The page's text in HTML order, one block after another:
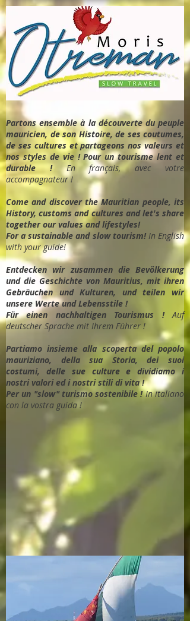
Partons ensemble à la découverte du peuple
mauricien, de son Histoire, de ses coutumes,
de ses cultures et partageons nos valeurs et
nos styles de vie ! Pour un tourisme lent et
durable !En français, avec votre
accompagnateur !
Come and discover the Mauritian people, its
History, customs and cultures and let's share
together our values and lifestyles!
For a sustainable and slow tourism! In English
with your guide!
Entdecken wir zusammen die Bevölkerung
und die Geschichte von Mauritius, mit ihren
Gebräuchen und Kulturen, und teilen wir
unsere Werte und Lebensstile !
Für einen nachhaltigen Tourismus !Auf
deutscher Sprache mit Ihrem Führer !
Partiamo insieme alla scoperta del popolo
mauriziano, della sua Storia, dei suoi
costumi, delle sue culture e dividiamo i
nostri valori ed i nostri stili di vita !
Per un "slow" turismo sostenibile !In italiano
con la vostra guida !